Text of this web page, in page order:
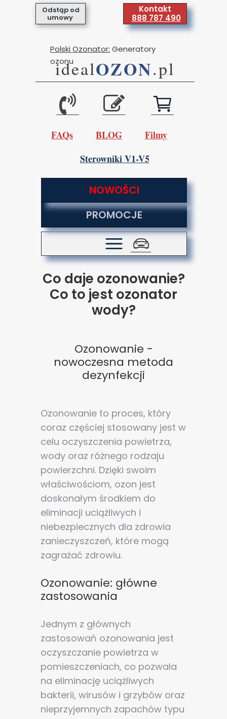
Odstąp od
umowy
NOWOŚCI
PROMOCJE
Kontakt
888 787 490
FAQs BLOG Filmy
idealOZON.pl
Polski Ozonator: Generatory
ozonu
Sterowniki V1-V5
Co daje ozonowanie?
Co to jest ozonator
wody?
Ozonowanie -
nowoczesna metoda
dezynfekcji
Ozonowanie to proces, który
coraz częściej stosowany jest w
celu oczyszczenia powietrza,
wody oraz różnego rodzaju
powierzchni. Dzięki swoim
właściwościom, ozon jest
doskonałym środkiem do
eliminacji uciążliwych i
niebezpiecznych dla zdrowia
zanieczyszczeń, które mogą
zagrażać zdrowiu.
Ozonowanie: główne
zastosowania
Jednym z głównych
zastosowań ozonowania jest
oczyszczanie powietrza w
pomieszczeniach, co pozwala
na eliminację uciążliwych
bakterii, wirusów i grzybów oraz
nieprzyjemnych zapachów typu